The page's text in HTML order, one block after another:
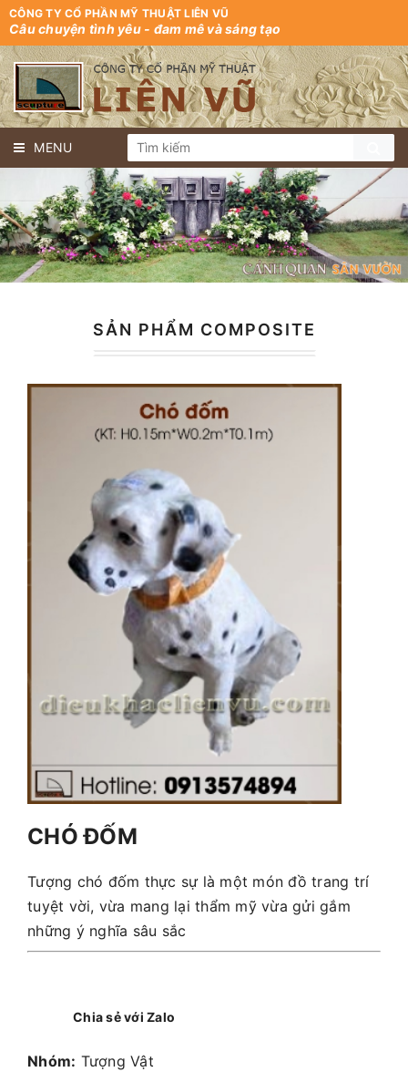
CÔNG TY CỔ PHẦN MỸ THUẬT LIÊN VŨ
Câu chuyện tình yêu - đam mê và sáng tạo
MENU
SẢN PHẨM COMPOSITE
CHÓ ĐỐM
Tượng chó đốm thực sự là một món đồ trang trí
tuyệt vời, vừa mang lại thẩm mỹ vừa gửi gắm
những ý nghĩa sâu sắc
Chia sẻ với Zalo
Nhóm: Tượng Vật